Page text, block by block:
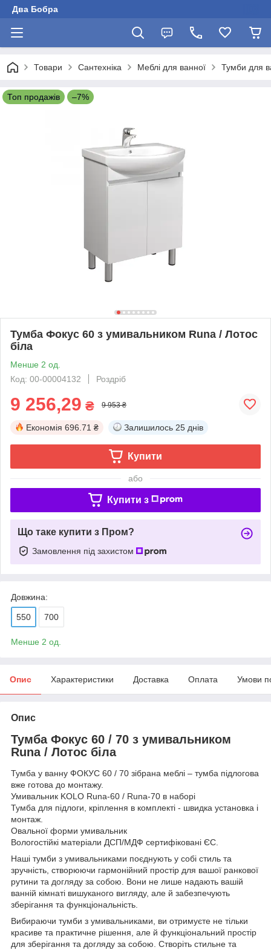
Два Бобра
Товари Сантехніка Меблі для ванної Тумби для
Топ продажів –7%
Тумба Фокус 60 з умивальником Runa / Лотос
біла
Менше 2 од.
Код: 00-00004132
Роздріб
9 256,29 ₴ 9 953 ₴
Економія 696.71 ₴ Залишилось 25 днів
Купити
або
Купити з
Що таке купити з Пром?
Замовлення під захистом
Довжина:
550 700
Менше 2 од.
Опис Характеристики Доставка Оплата Умови
Опис
Тумба Фокус 60 / 70 з умивальником
Runa / Лотос біла
Тумба у ванну ФОКУС 60 / 70 зібрана меблі – тумба підлогова
вже готова до монтажу.
Умивальник KOLO Runa-60 / Runa-70 в наборі
Тумба для підлоги, кріплення в комплекті - швидка установка і
монтаж.
Овальної форми умивальник
Вологостійкі матеріали ДСП/МДФ сертифіковані ЄС.
Наші тумби з умивальниками поєднують у собі стиль та
зручність, створюючи гармонійний простір для вашої ранкової
рутини та догляду за собою. Вони не лише надають вашій
ванній кімнаті вишуканого вигляду, але й забезпечують
зберігання та функціональність.
Вибираючи тумби з умивальниками, ви отримуєте не тільки
красиве та практичне рішення, але й функціональний простір
для зберігання та догляду за собою. Створіть стильне та